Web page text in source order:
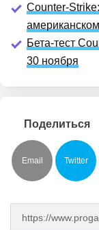
Counter-
Бета-тест
30 ноября
Поделиться
Email Twitter